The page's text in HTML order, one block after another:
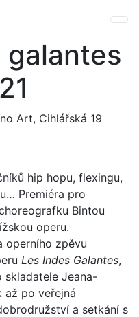
galantes
Art, Cihlářská 19
hip hopu, flexingu,
Premiéra pro
Bintou
operu.
operního zpěvu
Les Indes Galantes,
skladatele Jeana-
až po veřejná
a setkání s